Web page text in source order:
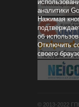
© 2013-2022
аналитики
Нажимая
об
Отключить
своего